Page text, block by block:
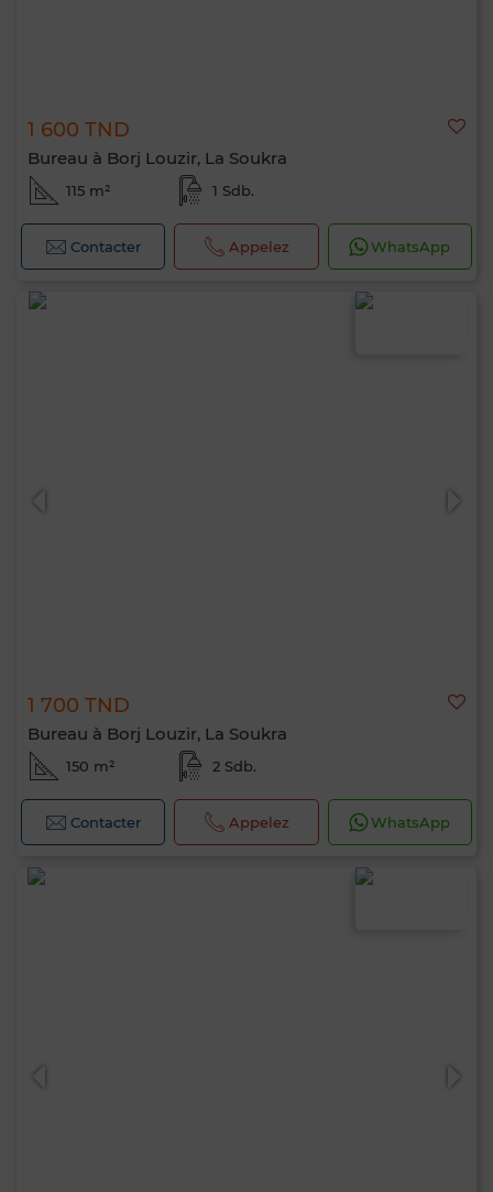
1 600 TND
Bureau à Borj Louzir, La Soukra
115 m² 1 Sdb.
Contacter Appelez WhatsApp
1 700 TND
Bureau à Borj Louzir, La Soukra
150 m² 2 Sdb.
Contacter Appelez WhatsApp